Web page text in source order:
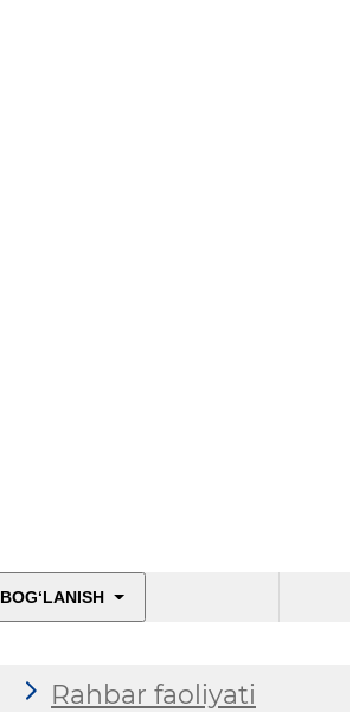
BOG‘LANISH
Ro'yxatga olish -
2026
Rahbar faoliyati